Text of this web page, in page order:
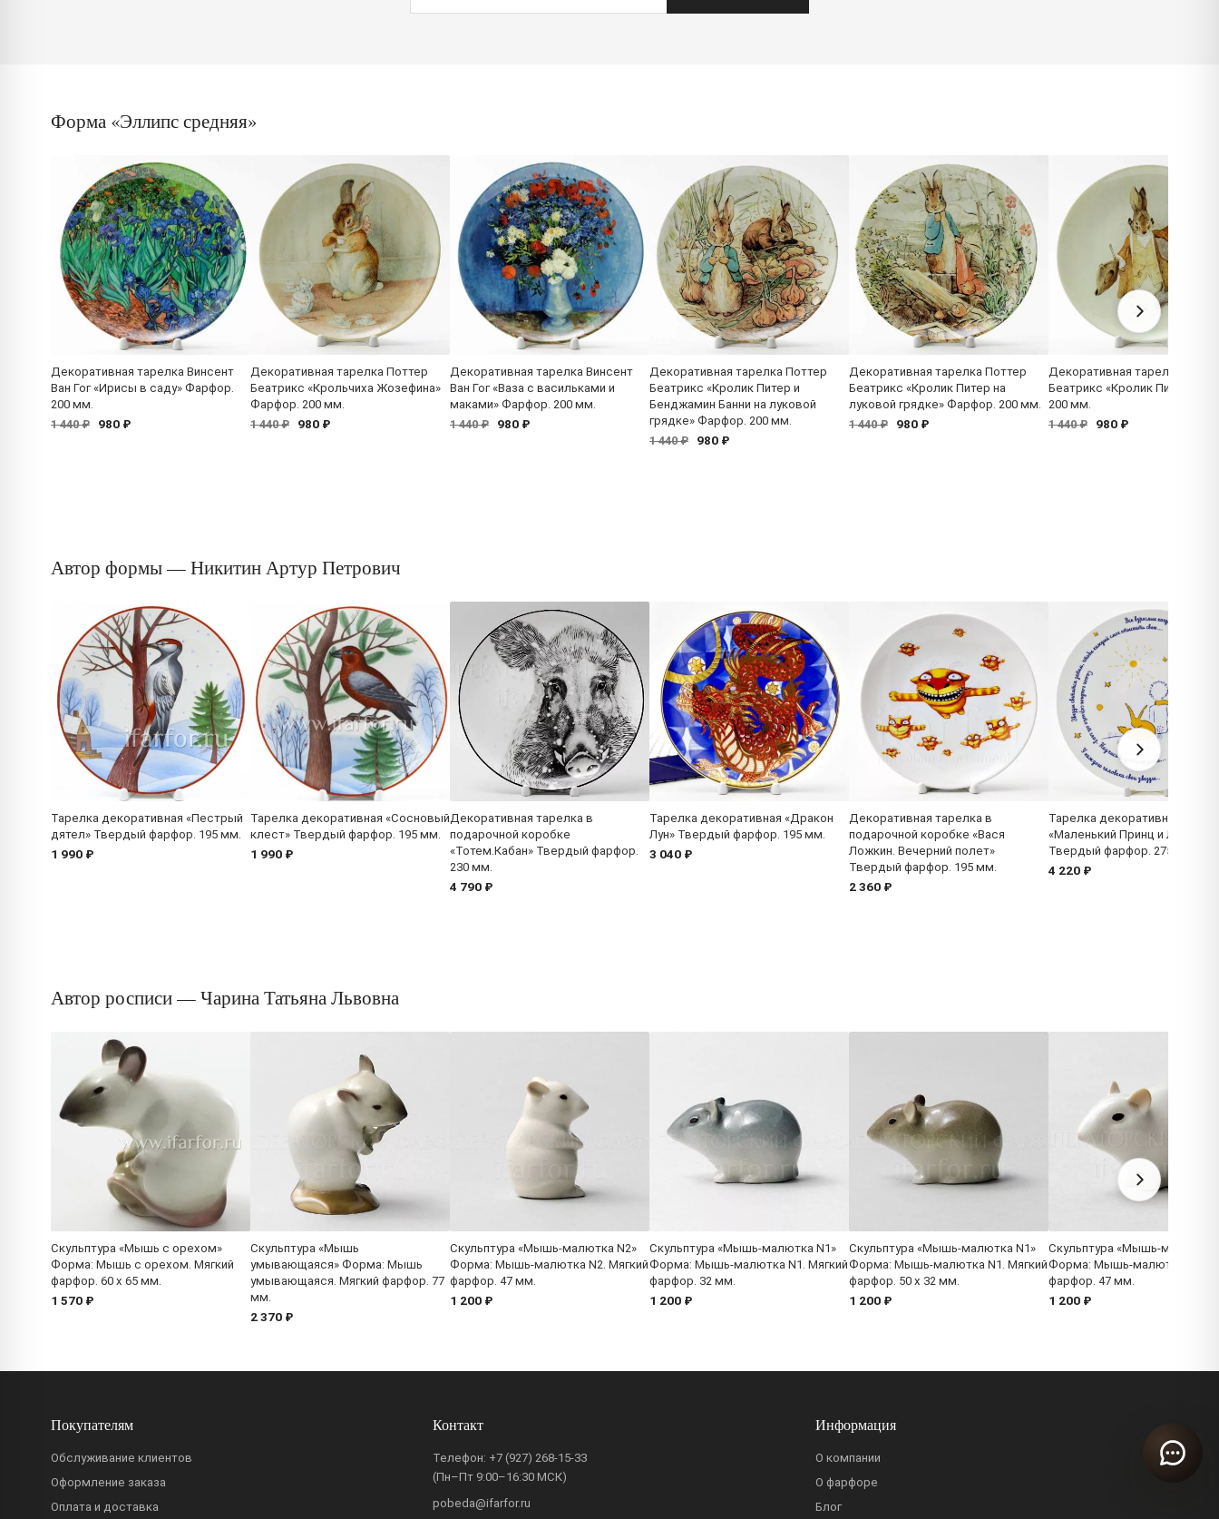
Форма «Эллипс средняя»
Декоративная тарелка Винсент
Ван Гог «Ирисы в саду» Фарфор.
200 мм.
1 440 ₽
980 ₽
Декоративная тарелка Поттер
Беатрикс «Крольчиха Жозефина»
Фарфор. 200 мм.
1 440 ₽
980 ₽
Декоративная тарелка Винсент
Ван Гог «Ваза с васильками и
маками» Фарфор. 200 мм.
1 440 ₽
980 ₽
Декоративная тарелка Поттер
Беатрикс «Кролик Питер и
Бенджамин Банни на луковой
грядке» Фарфор. 200 мм.
1 440 ₽
980 ₽
Декоративная тарелка Поттер
Беатрикс «Кролик Питер на
луковой грядке» Фарфор. 200 мм.
1 440 ₽
980 ₽
Декоративная тарелка
Беатрикс «Кролик Питер»
200 мм.
1 440 ₽
980 ₽
Автор формы — Никитин Артур Петрович
Тарелка декоративная «Пестрый
дятел» Твердый фарфор. 195 мм.
1 990 ₽
Тарелка декоративная «Сосновый
клест» Твердый фарфор. 195 мм.
1 990 ₽
Декоративная тарелка в
подарочной коробке
«Тотем.Кабан» Твердый фарфор.
230 мм.
4 790 ₽
Тарелка декоративная «Дракон
Лун» Твердый фарфор. 195 мм.
3 040 ₽
Декоративная тарелка в
подарочной коробке «Вася
Ложкин. Вечерний полет»
Твердый фарфор. 195 мм.
2 360 ₽
Тарелка декоративная
«Маленький Принц и Лис»
Твердый фарфор. 275 мм.
4 220 ₽
Автор росписи — Чарина Татьяна Львовна
Скульптура «Мышь с орехом»
Форма: Мышь с орехом. Мягкий
фарфор. 60 x 65 мм.
1 570 ₽
Скульптура «Мышь
умывающаяся» Форма: Мышь
умывающаяся. Мягкий фарфор. 77
мм.
2 370 ₽
Скульптура «Мышь-малютка N2»
Форма: Мышь-малютка N2. Мягкий
фарфор. 47 мм.
1 200 ₽
Скульптура «Мышь-малютка N1»
Форма: Мышь-малютка N1. Мягкий
фарфор. 32 мм.
1 200 ₽
Скульптура «Мышь-малютка N1»
Форма: Мышь-малютка N1. Мягкий
фарфор. 50 x 32 мм.
1 200 ₽
Скульптура «Мышь-малютка
Форма: Мышь-малютка N1.
фарфор. 47 мм.
1 200 ₽
Покупателям
Обслуживание клиентов
Оформление заказа
Оплата и доставка
Контакт
Телефон: +7 (927) 268-15-33
(Пн–Пт 9:00–16:30 МСК)
pobeda@ifarfor.ru
Информация
О компании
О фарфоре
Блог